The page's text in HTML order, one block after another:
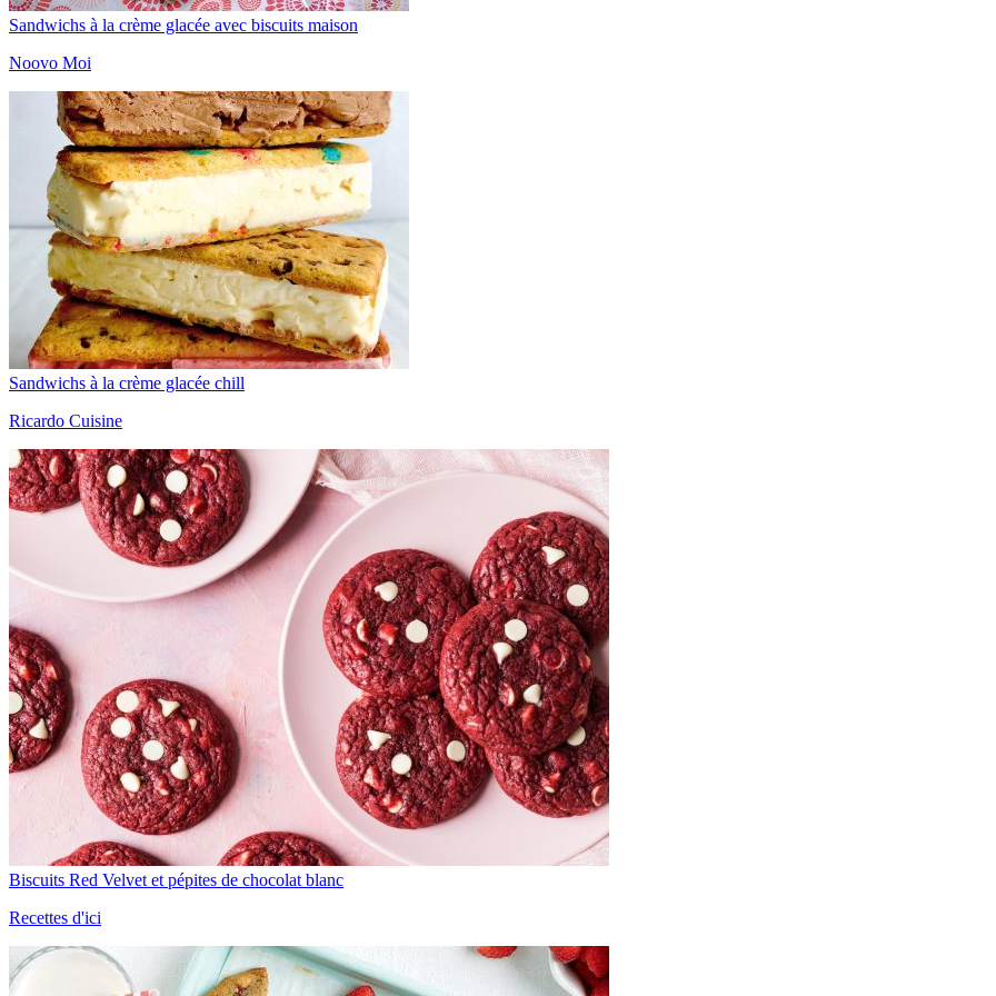
Sandwichs à la crème glacée avec biscuits maison
Noovo Moi
Sandwichs à la crème glacée chill
Ricardo Cuisine
Biscuits Red Velvet et pépites de chocolat blanc
Recettes d'ici